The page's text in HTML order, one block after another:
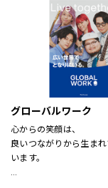
なコラボレーションま
幅広い年代にお楽しみい
さまざまなグラフィック
取り揃えてお待ちしてお
グローバルワーク
心からの笑顔は、
良いつながりから生ま
います。